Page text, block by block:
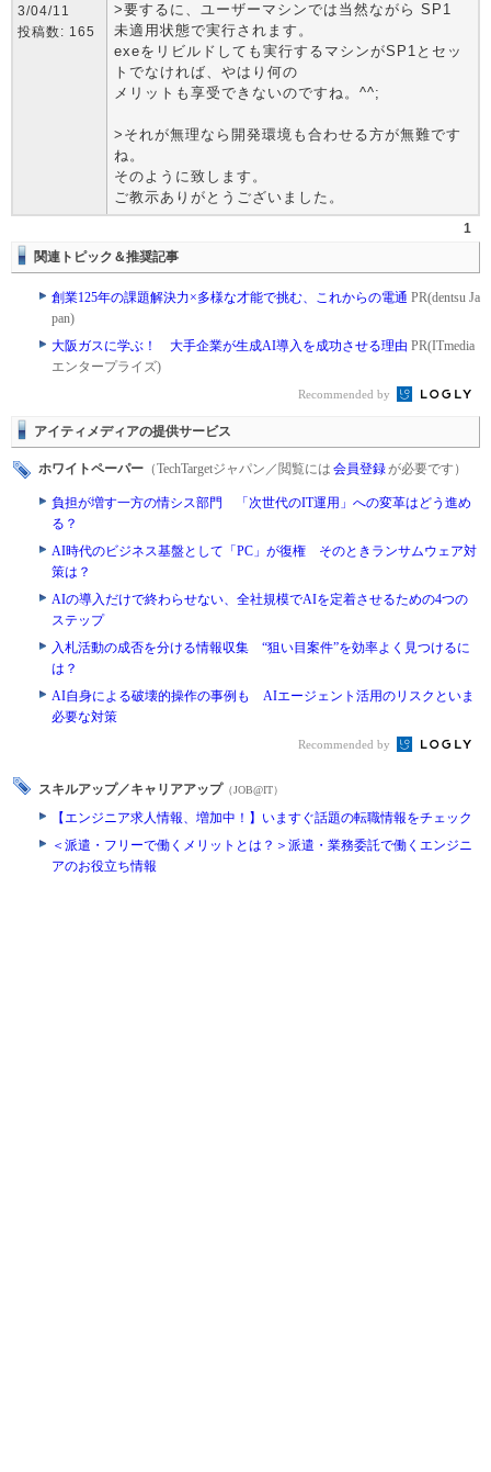
3/04/11
投稿数: 165
>要するに、ユーザーマシンでは当然ながら SP1
未適用状態で実行されます。
exeをリビルドしても実行するマシンがSP1とセッ
トでなければ、やはり何の
メリットも享受できないのですね。^^;
>それが無理なら開発環境も合わせる方が無難です
ね。
そのように致します。
ご教示ありがとうございました。
1
関連トピック＆推奨記事
創業125年の課題解決力×多様な才能で挑む、これからの電通 PR(dentsu Ja
pan)
大阪ガスに学ぶ！ 大手企業が生成AI導入を成功させる理由 PR(ITmedia
エンタープライズ)
Recommended by
アイティメディアの提供サービス
ホワイトペーパー （TechTargetジャパン／閲覧には 会員登録が必要です）
負担が増す一方の情シス部門 「次世代のIT運用」への変革はどう進め
る？
AI時代のビジネス基盤として「PC」が復権 そのときランサムウェア対
策は？
AIの導入だけで終わらせない、全社規模でAIを定着させるための4つの
ステップ
入札活動の成否を分ける情報収集 “狙い目案件”を効率よく見つけるに
は？
AI自身による破壊的操作の事例も AIエージェント活用のリスクといま
必要な対策
Recommended by
スキルアップ／キャリアアップ （JOB@IT）
【エンジニア求人情報、増加中！】いますぐ話題の転職情報をチェック
＜派遣・フリーで働くメリットとは？＞派遣・業務委託で働くエンジニ
アのお役立ち情報